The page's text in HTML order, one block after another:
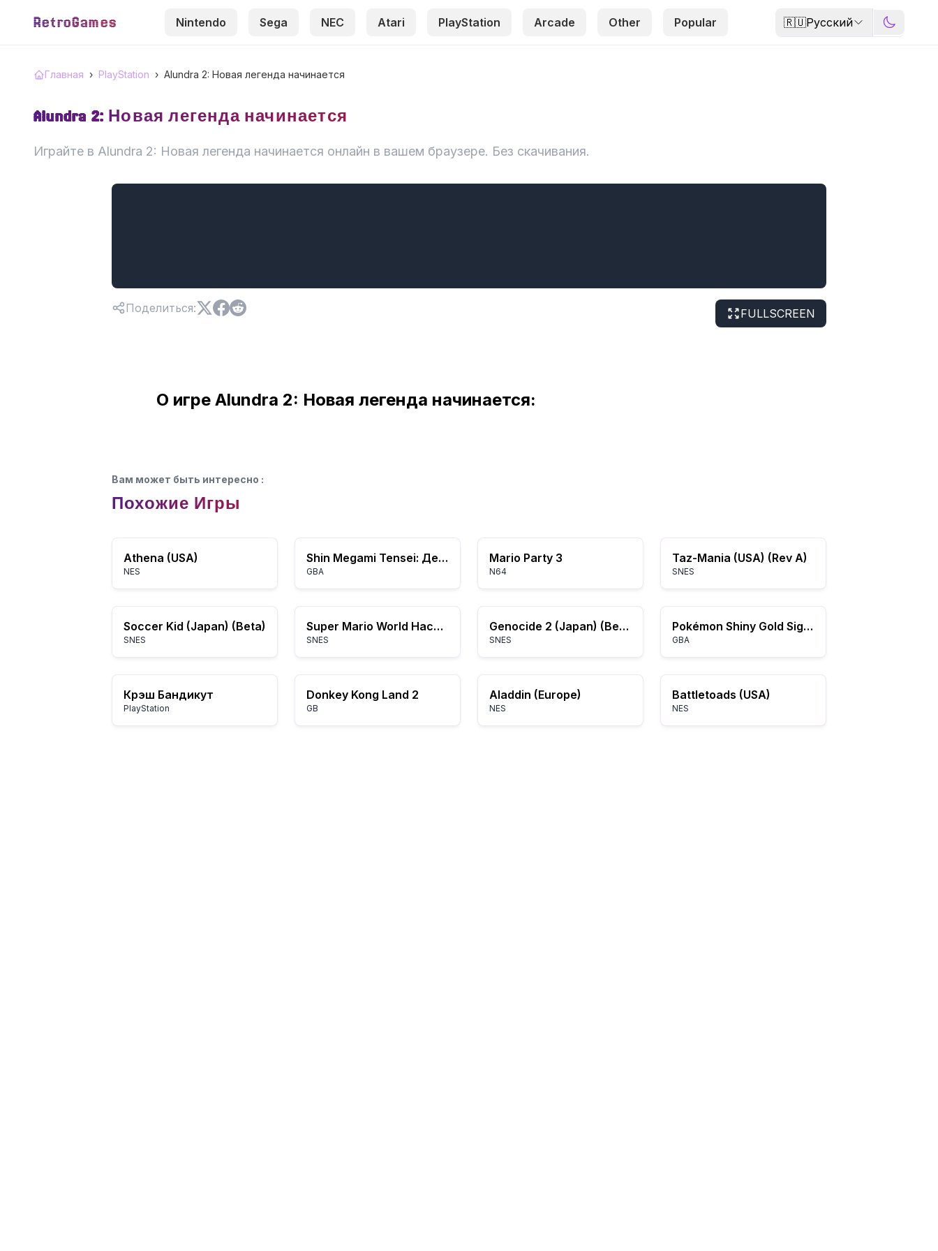
RetroGames Nintendo Sega NEC Atari PlayStation Arcade Other Popular 🇷🇺Русский
Главная › PlayStation › Alundra 2: Новая легенда начинается
Alundra 2: Новая легенда начинается
Играйте в Alundra 2: Новая легенда начинается онлайн в вашем браузере. Без скачивания.
Поделиться: FULLSCREEN
О игре Alundra 2: Новая легенда начинается:
Вам может быть интересно :
Похожие Игры
Athena (USA)
NES
Shin Megami Tensei: Дети Дьявола - Книга Света
GBA
Mario Party 3
N64
Taz-Mania (USA) (Rev A)
SNES
Soccer Kid (Japan) (Beta)
SNES
Super Mario World Hack 6
SNES
Genocide 2 (Japan) (Beta)
SNES
Pokémon Shiny Gold Sigma
GBA
Крэш Бандикут
PlayStation
Donkey Kong Land 2
GB
Aladdin (Europe)
NES
Battletoads (USA)
NES